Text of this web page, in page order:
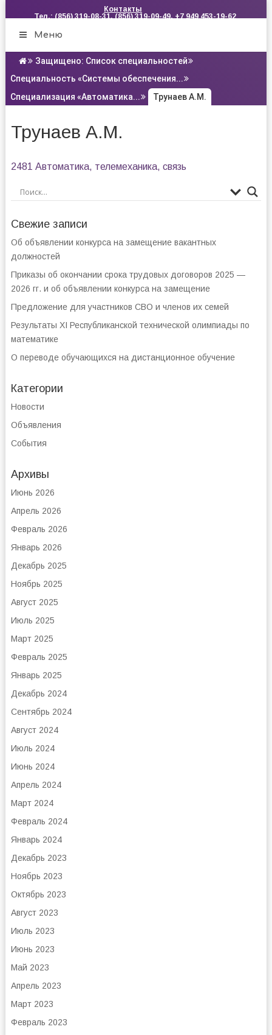
Контакты
Тел.: (856) 319-08-31, (856) 319-09-49, +7 949 453-19-62
Меню
Защищено: Список специальностей
Специальность «Системы обеспечения...
Специализация «Автоматика...
Трунаев А.М.
Трунаев А.М.
2481 Автоматика, телемеханика, связь
Свежие записи
Об объявлении конкурса на замещение вакантных
должностей
Приказы об окончании срока трудовых договоров 2025 —
2026 гг. и об объявлении конкурса на замещение
Предложение для участников СВО и членов их семей
Результаты XI Республиканской технической олимпиады по
математике
О переводе обучающихся на дистанционное обучение
Категории
Новости
Объявления
События
Архивы
Июнь 2026
Апрель 2026
Февраль 2026
Январь 2026
Декабрь 2025
Ноябрь 2025
Август 2025
Июль 2025
Март 2025
Февраль 2025
Январь 2025
Декабрь 2024
Сентябрь 2024
Август 2024
Июль 2024
Июнь 2024
Апрель 2024
Март 2024
Февраль 2024
Январь 2024
Декабрь 2023
Ноябрь 2023
Октябрь 2023
Август 2023
Июль 2023
Июнь 2023
Май 2023
Апрель 2023
Март 2023
Февраль 2023